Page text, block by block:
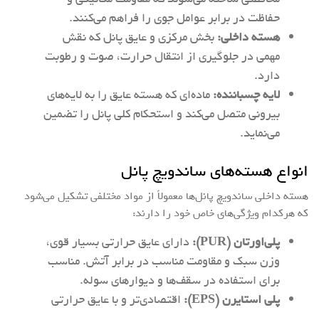
حفاظت در برابر عوامل جوی را فراهم می‌کنند.
هسته داخلی:بخش مرکزی و عایق پانل که نقش
مهمی در جلوگیری از انتقال حرارت، صوت و رطوبت
دارد.
لایه چسباننده:ماده‌ای که هسته عایق را به لایه‌های
بیرونی متصل می‌کند و استحکام کلی پانل را تضمین
می‌نماید.
انواع هسته‌های ساندویچ پانل
هسته داخلی ساندویچ پانل‌ها معمولاً از مواد مختلفی تشکیل می‌شود
که هرکدام ویژگی‌های خاص خود را دارند:
پلی‌اورتان (PUR):
دارای عایق حرارتی بسیار قوی،
وزن سبک و مقاومت مناسب در برابر آتش. مناسب
برای استفاده در سقف‌ها و دیوارهای سوله.
پلی استایرن (EPS):
اقتصادی‌تر و با عایق حرارتی